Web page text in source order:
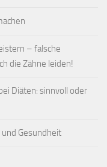
– falsche
die Zähne leiden!
Diäten: sinnvoll oder
Gesundheit